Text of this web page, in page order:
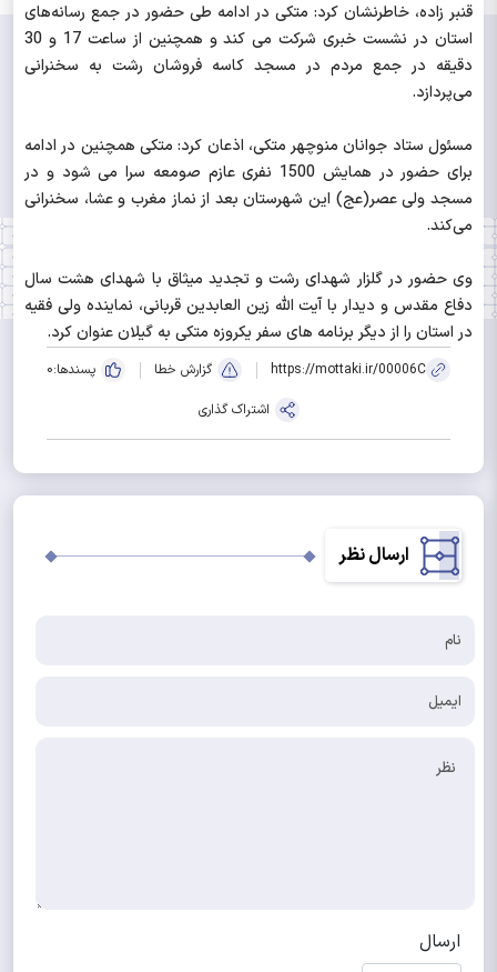
قنبر زاده، خاطرنشان کرد: متکی در ادامه طی حضور در جمع رسانه‌های
استان در نشست خبری شرکت می کند و همچنین از ساعت 17 و 30
دقیقه در جمع مردم در مسجد کاسه فروشان رشت به سخنرانی
می‌پردازد.
مسئول ستاد جوانان منوچهر متکی، اذعان کرد: متکی همچنین در ادامه
برای حضور در همایش 1500 نفری عازم صومعه سرا می شود و در
مسجد ولی عصر(عج) این شهرستان بعد از نماز مغرب و عشا، سخنرانی
می‌کند.
وی حضور در گلزار شهدای رشت و تجدید میثاق با شهدای هشت سال
دفاع مقدس و دیدار با آیت الله زین العابدین قربانی، نماینده ولی فقیه
در استان را از دیگر برنامه های سفر یکروزه متکی به گیلان عنوان کرد.
https://mottaki.ir/00006C گزارش خطا پسندها:0
اشتراک گذاری
ارسال نظر